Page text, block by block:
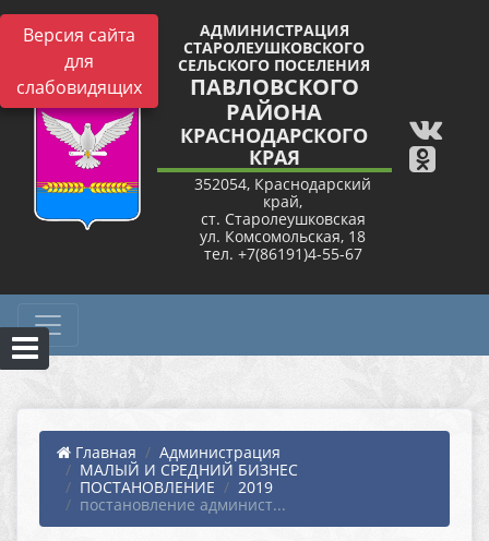
Версия сайта
для
слабовидящих
АДМИНИСТРАЦИЯ
СТАРОЛЕУШКОВСКОГО
СЕЛЬСКОГО ПОСЕЛЕНИЯ
ПАВЛОВСКОГО
РАЙОНА
КРАСНОДАРСКОГО
КРАЯ
352054, Краснодарский
край,
ст. Старолеушковская
ул. Комсомольская, 18
тел. +7(86191)4-55-67
Главная
Администрация
МАЛЫЙ И СРЕДНИЙ БИЗНЕС
ПОСТАНОВЛЕНИЕ
2019
постановление админист...